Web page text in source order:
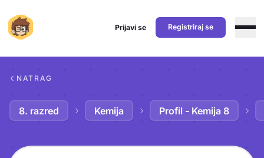
Prijavi se Registriraj se
NATRAG
8. razred Kemija Profil - Kemija 8